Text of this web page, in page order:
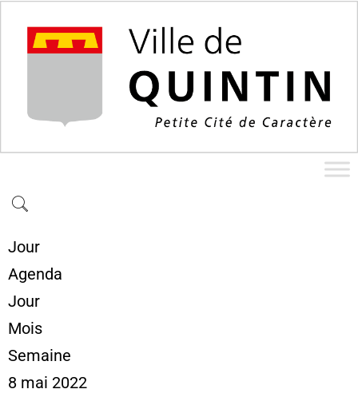
Jour
Agenda
Jour
Mois
Semaine
8 mai 2022